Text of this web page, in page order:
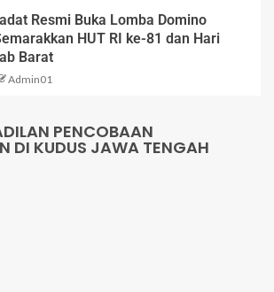
Resmi Buka Lomba Domino
HUT RI ke-81 dan Hari
Barat
Admin01
PENCOBAAN
DI KUDUS JAWA TENGAH